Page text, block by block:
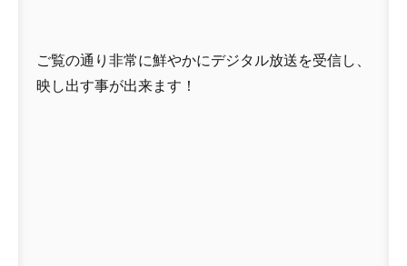
ご覧の通り非常に鮮やかにデジタル放送を受信し、
映し出す事が出来ます！